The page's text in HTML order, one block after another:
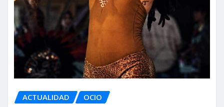
ACTUALIDAD OCIO